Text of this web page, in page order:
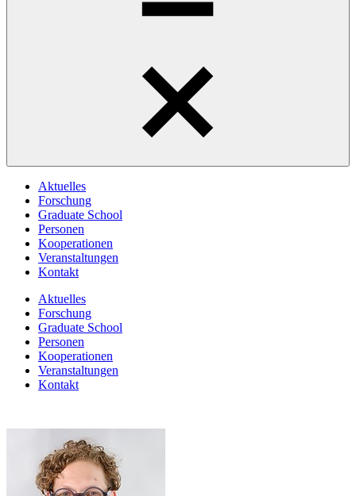
Aktuelles
Forschung
Graduate School
Personen
Kooperationen
Veranstaltungen
Kontakt
Aktuelles
Forschung
Graduate School
Personen
Kooperationen
Veranstaltungen
Kontakt